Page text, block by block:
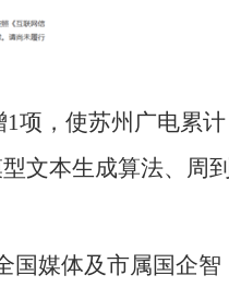
项，使苏州广电累计
文本生成算法、周
国媒体及市属国企智